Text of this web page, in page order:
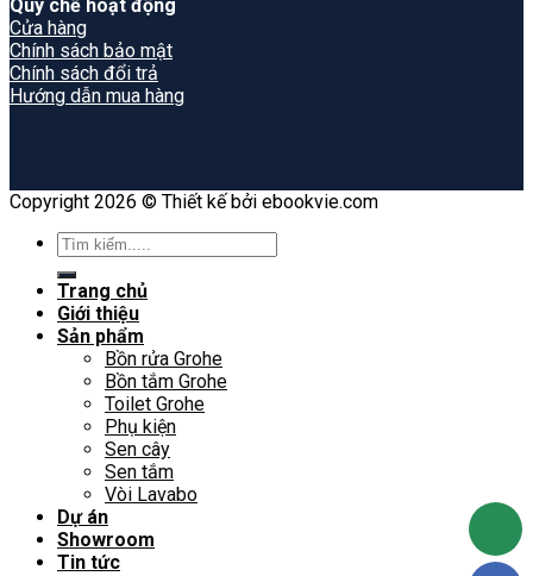
Quy chế hoạt động
Cửa hàng
Chính sách bảo mật
Chính sách đổi trả
Hướng dẫn mua hàng
Copyright 2026 © Thiết kế bởi ebookvie.com
Search
for:
Trang chủ
Giới thiệu
Sản phẩm
Bồn rửa Grohe
Bồn tắm Grohe
Toilet Grohe
Phụ kiện
Sen cây
Sen tắm
Vòi Lavabo
Dự án
Showroom
Tin tức